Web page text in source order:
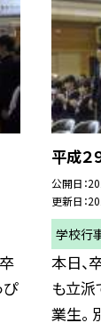
ぴ
平成２
公開日
更新日
学校行
本日、
も立派
業生。